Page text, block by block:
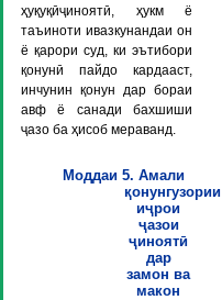
ҳуқуқӣҷиноятӣ, ҳукм ё
таъиноти ивазкунандаи он
ё қарори суд, ки эътибори
қонунӣ пайдо кардааст,
инчунин қонун дар бораи
авф ё санади бахшиши
ҷазо ба ҳисоб мераванд.
Моддаи 5. Амали
қонунгузории
иҷрои
ҷазои
ҷиноятӣ
дар
замон ва
макон